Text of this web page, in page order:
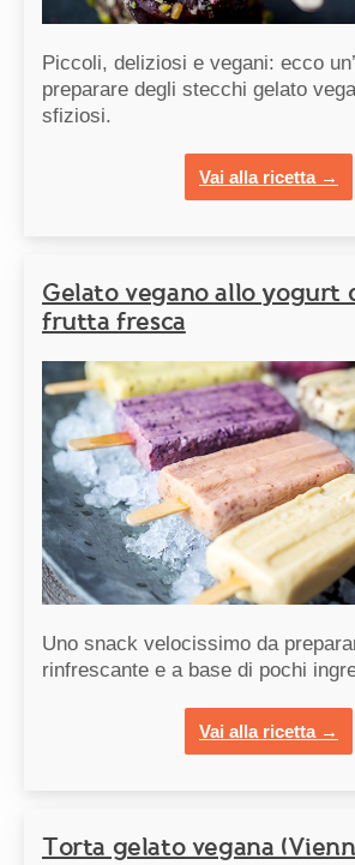
Piccoli, deliziosi e vegani: ecco
preparare degli stecchi gelato
sfiziosi.
Vai alla ricetta →
Gelato vegano allo yogurt
frutta fresca
Uno snack velocissimo da
rinfrescante e a base di pochi
Vai alla ricetta →
Torta gelato vegana